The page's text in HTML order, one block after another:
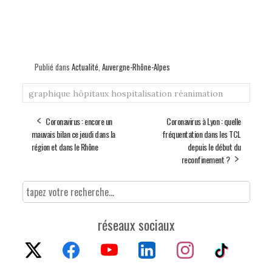
Publié dans Actualité Auvergne-Rhône-Alpes
graphique hôpitaux hospitalisation réanimation
Coronavirus : encore un
mauvais bilan ce jeudi dans la
région et dans le Rhône
Coronavirus à Lyon : quelle
fréquentation dans les TCL
depuis le début du
reconfinement ?
réseaux sociaux